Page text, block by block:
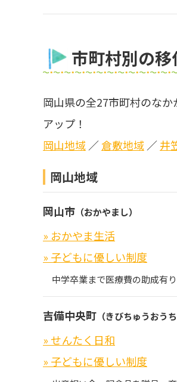
市町村別の
岡山県の全27市町村のな
アップ！
岡山地域 ／倉敷地域 ／井
岡山地域
岡山市 （おかやまし）
» おかやま生活
» 子どもに優しい制度
中学卒業まで医療費の助成有り
吉備中央町 （きびちゅうおうち
» せんたく日和
» 子どもに優しい制度